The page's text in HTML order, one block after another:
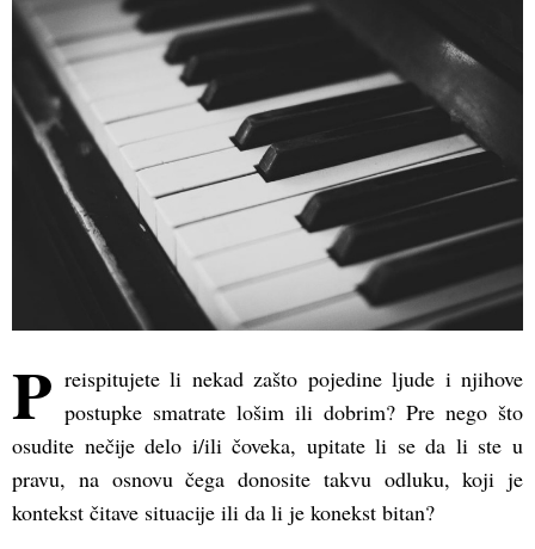
in
new
window)
in
new
window)
new
window)
P reispitujete li nekad zašto pojedine ljude i njihove
postupke smatrate lošim ili dobrim? Pre nego što
osudite nečije delo i/ili čoveka, upitate li se da li ste u
pravu, na osnovu čega donosite takvu odluku, koji je
kontekst čitave situacije ili da li je konekst bitan?